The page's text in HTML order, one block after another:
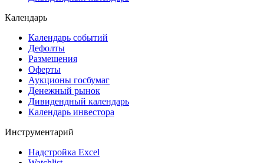
Дивидендный календарь
Календарь
Календарь событий
Дефолты
Размещения
Оферты
Аукционы госбумаг
Денежный рынок
Календарь инвестора